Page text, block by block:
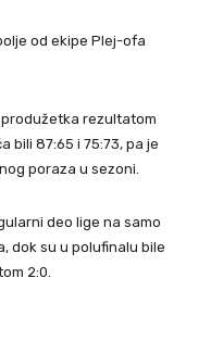
od ekipe Plej-ofa
rezultatom
bili 87:65 i 75:73, pa je
poraza u sezoni.
deo lige na samo
dok su u polufinalu bile
2:0.